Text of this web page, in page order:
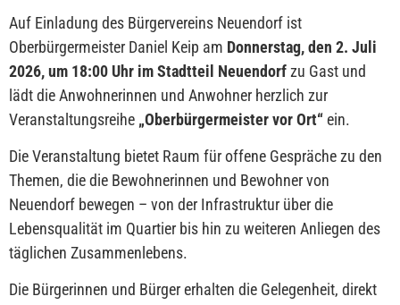
Auf Einladung des Bürgervereins Neuendorf ist
Oberbürgermeister Daniel Keip am Donnerstag, den 2. Juli
2026, um 18:00 Uhr im Stadtteil Neuendorfzu Gast und
lädt die Anwohnerinnen und Anwohner herzlich zur
Veranstaltungsreihe „Oberbürgermeister vor Ort“ein.
Die Veranstaltung bietet Raum für offene Gespräche zu den
Themen, die die Bewohnerinnen und Bewohner von
Neuendorf bewegen – von der Infrastruktur über die
Lebensqualität im Quartier bis hin zu weiteren Anliegen des
täglichen Zusammenlebens.
Die Bürgerinnen und Bürger erhalten die Gelegenheit, direkt